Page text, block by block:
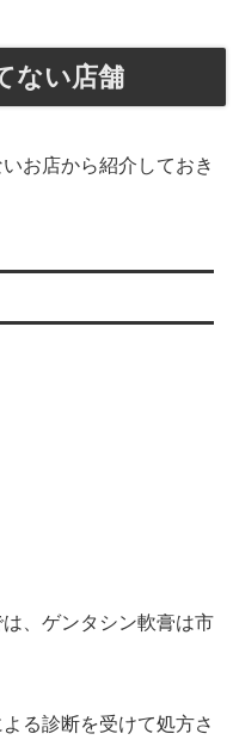
ない店舗
お店から紹介しておき
、ゲンタシン軟膏は市
る診断を受けて処方さ